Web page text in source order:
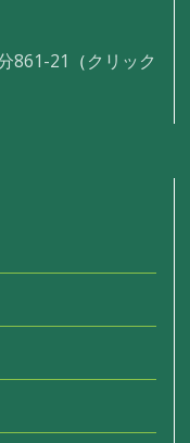
861-21 （クリック